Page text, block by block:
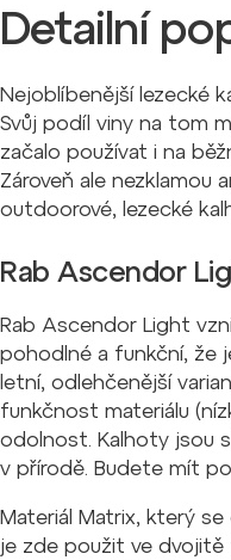
Detailní
Nejoblíbenější lezecké
Svůj podíl viny na tom
začalo používat i na
Zároveň ale
outdoorové, lezecké
Rab Ascendor
Rab Ascendor Light
pohodlné a funkční, že
letní, odlehčenější
funkčnost materiálu
odolnost. Kalhoty jsou
v přírodě. Budete mít
Materiál Matrix, který
je zde použit ve